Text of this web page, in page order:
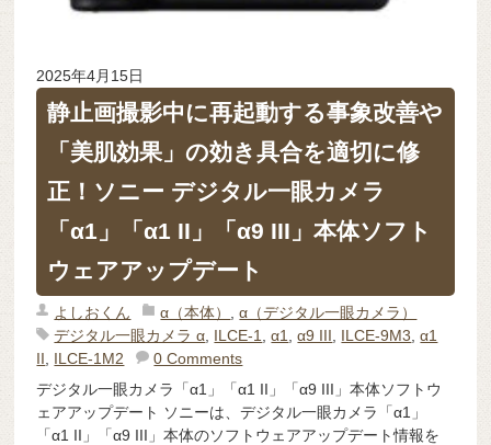
2025年4月15日
静止画撮影中に再起動する事象改善や
「美肌効果」の効き具合を適切に修
正！ソニー デジタル一眼カメラ
「α1」「α1 II」「α9 III」本体ソフト
ウェアアップデート
よしおくん α（本体） ,α（デジタル一眼カメラ）
デジタル一眼カメラ α ILCE-1 ,α1 ,α9 III ILCE-9M3 ,α1
II
ILCE-1M2
0 Comments
デジタル一眼カメラ「α1」「α1 II」「α9 III」本体ソフトウ
ェアアップデート ソニーは、デジタル一眼カメラ「α1」
「α1 II」「α9 III」本体のソフトウェアアップデート情報を